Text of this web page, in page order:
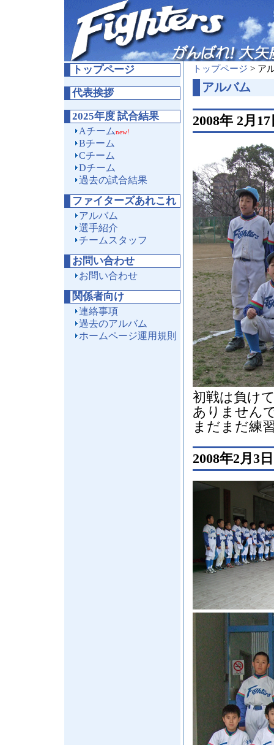
トップページ > ア
アルバム
2008年 2月
初戦は負け
ありません
まだまだ練
2008年2月3
トップページ
代表挨拶
2025年度 試合結果
Aチームnew!
Bチーム
Cチーム
Dチーム
過去の試合結果
ファイターズあれこれ
アルバム
選手紹介
チームスタッフ
お問い合わせ
お問い合わせ
関係者向け
連絡事項
過去のアルバム
ホームページ運用規則